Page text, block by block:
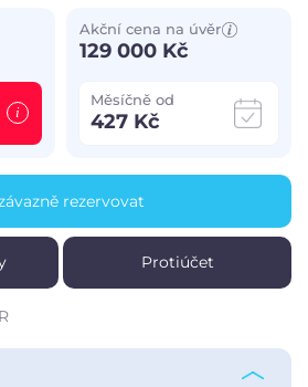
Měsíčně od
427 Kč
Akční cena na úvěr
129 000 Kč
Protiúčet
rezervovat